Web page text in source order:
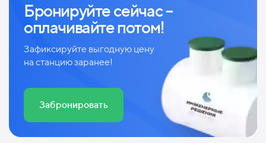
Бронируйте сейчас –
оплачивайте потом!
Зафиксируйте выгодную цену
на станцию заранее!
Забронировать